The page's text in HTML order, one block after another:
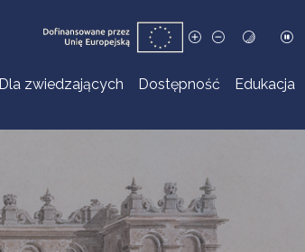
Dla zwiedzających Dostępność Edukacja